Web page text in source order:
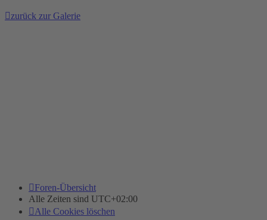
zurück zur Galerie
Foren-Übersicht
Alle Zeiten sind UTC+02:00
Alle Cookies löschen